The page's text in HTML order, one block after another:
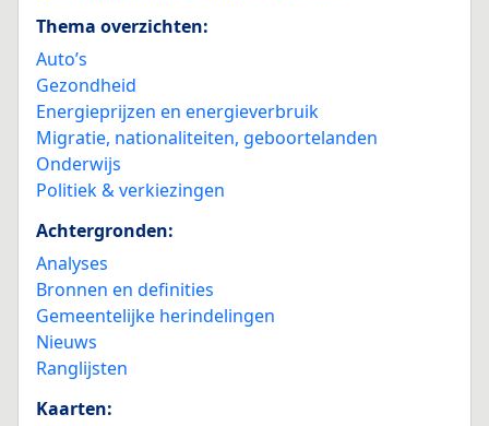
Thema overzichten:
Auto’s
Gezondheid
Energieprijzen en energieverbruik
Migratie, nationaliteiten, geboortelanden
Onderwijs
Politiek & verkiezingen
Achtergronden:
Analyses
Bronnen en definities
Gemeentelijke herindelingen
Nieuws
Ranglijsten
Kaarten: